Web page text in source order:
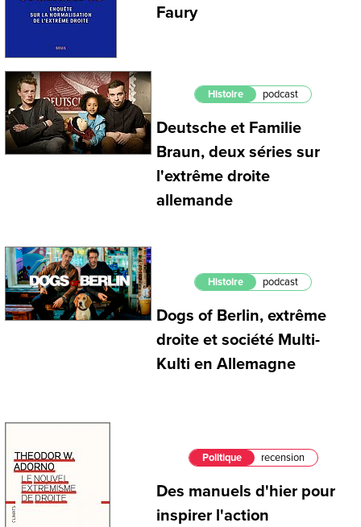
Faury
Histoire podcast
Deutsche et Familie
Braun, deux séries sur
l'extrême droite
allemande
Histoire podcast
Dogs of Berlin, extrême
droite et société Multi-
Kulti en Allemagne
Politique recension
Des manuels d'hier pour
inspirer l'action